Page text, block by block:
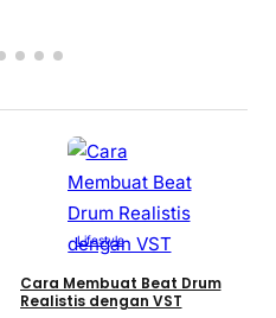
Lifestyle
Cara Membuat Beat Drum
Realistis dengan VST